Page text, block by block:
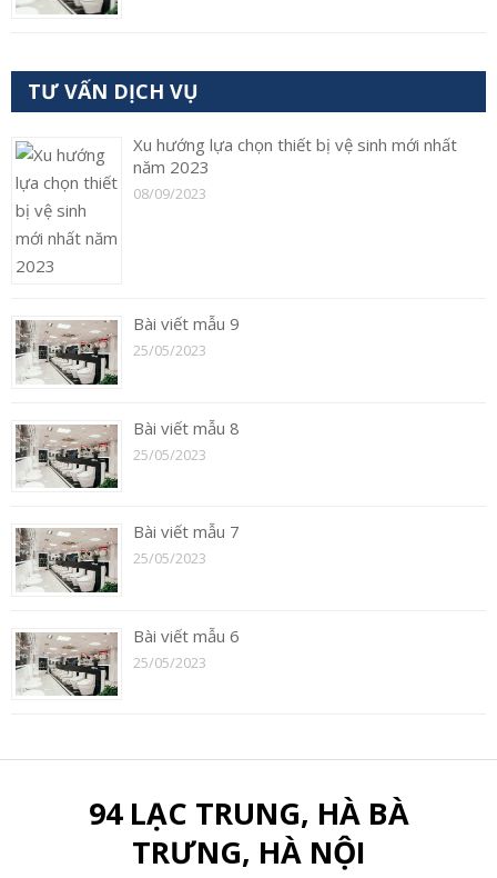
TƯ VẤN DỊCH VỤ
Xu hướng lựa chọn thiết bị vệ sinh mới nhất
năm 2023
08/09/2023
Bài viết mẫu 9
25/05/2023
Bài viết mẫu 8
25/05/2023
Bài viết mẫu 7
25/05/2023
Bài viết mẫu 6
25/05/2023
94 LẠC TRUNG, HÀ BÀ
TRƯNG, HÀ NỘI